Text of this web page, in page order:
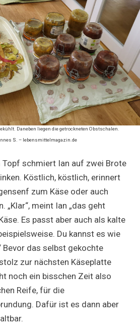
Daneben liegen die getrockneten Obstschalen.
S. – lebensmittelmagazin.de
Topf schmiert Ian auf zwei Brote
Köstlich, köstlich, erinnert
zum Käse oder auch
„Klar“, meint Ian „das geht
Es passt aber auch als kalte
Du kannst es wie
Bevor das selbst gekochte
zur nächsten Käseplatte
noch ein bisschen Zeit also
Reife, für die
Dafür ist es dann aber